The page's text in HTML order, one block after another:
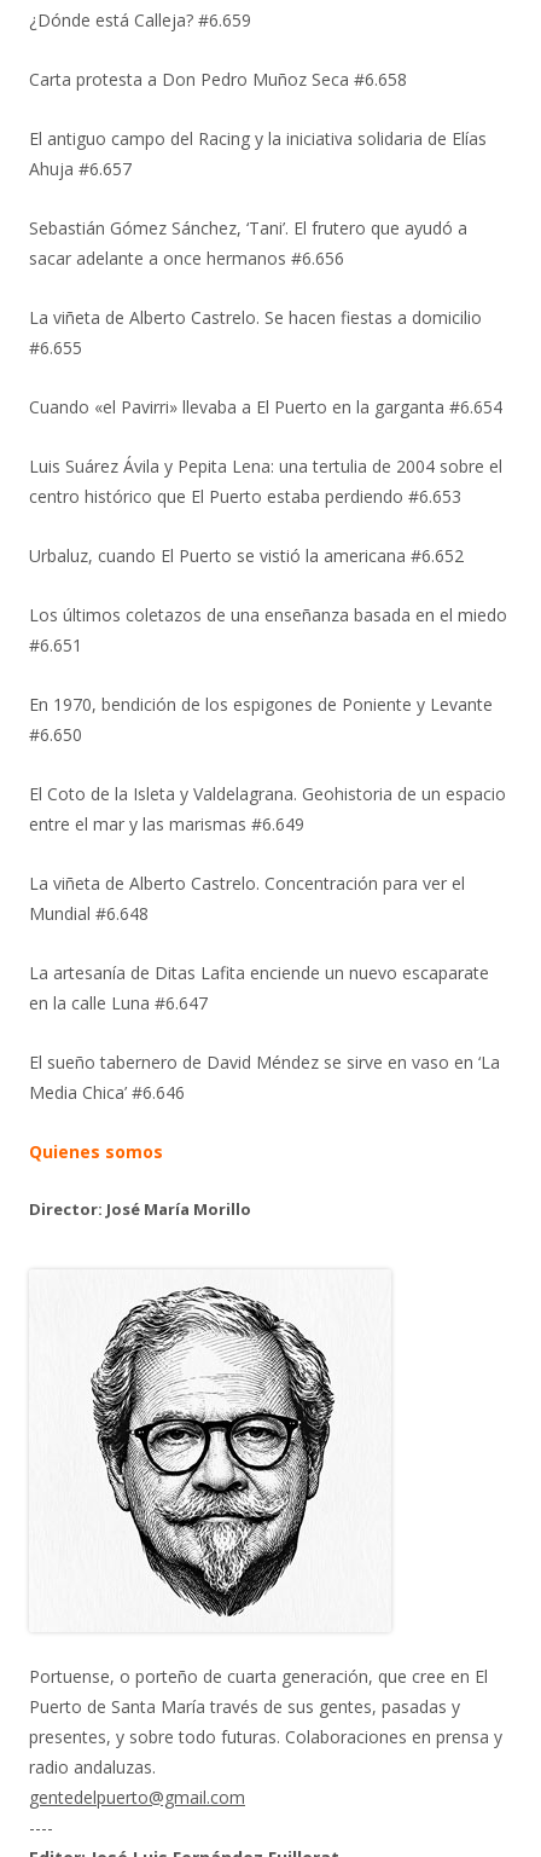
¿Dónde está Calleja? #6.659
Carta protesta a Don Pedro Muñoz Seca #6.658
El antiguo campo del Racing y la iniciativa solidaria de Elías
Ahuja #6.657
Sebastián Gómez Sánchez, ‘Tani’. El frutero que ayudó a
sacar adelante a once hermanos #6.656
La viñeta de Alberto Castrelo. Se hacen fiestas a domicilio
#6.655
Cuando «el Pavirri» llevaba a El Puerto en la garganta #6.654
Luis Suárez Ávila y Pepita Lena: una tertulia de 2004 sobre el
centro histórico que El Puerto estaba perdiendo #6.653
Urbaluz, cuando El Puerto se vistió la americana #6.652
Los últimos coletazos de una enseñanza basada en el miedo
#6.651
En 1970, bendición de los espigones de Poniente y Levante
#6.650
El Coto de la Isleta y Valdelagrana. Geohistoria de un espacio
entre el mar y las marismas #6.649
La viñeta de Alberto Castrelo. Concentración para ver el
Mundial #6.648
La artesanía de Ditas Lafita enciende un nuevo escaparate
en la calle Luna #6.647
El sueño tabernero de David Méndez se sirve en vaso en ‘La
Media Chica’ #6.646
Quienes somos
Director: José María Morillo
Portuense, o porteño de cuarta generación, que cree en El
Puerto de Santa María través de sus gentes, pasadas y
presentes, y sobre todo futuras. Colaboraciones en prensa y
radio andaluzas.
gentedelpuerto@gmail.com
----